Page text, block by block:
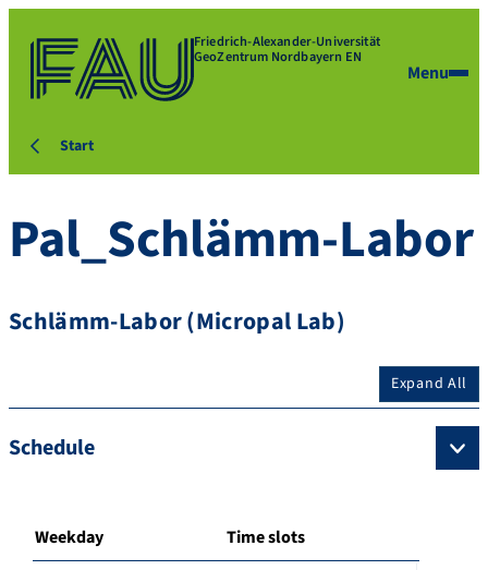
Friedrich-Alexander-Universität
GeoZentrum Nordbayern EN
Menu
Start
Pal_Schlämm-Labor
Schlämm-Labor (Micropal Lab)
Expand All
Schedule
Weekday Time slots